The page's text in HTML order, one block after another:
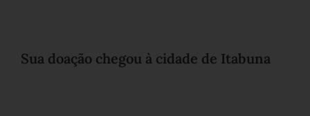
Sua doação chegou à cidade de Itabuna